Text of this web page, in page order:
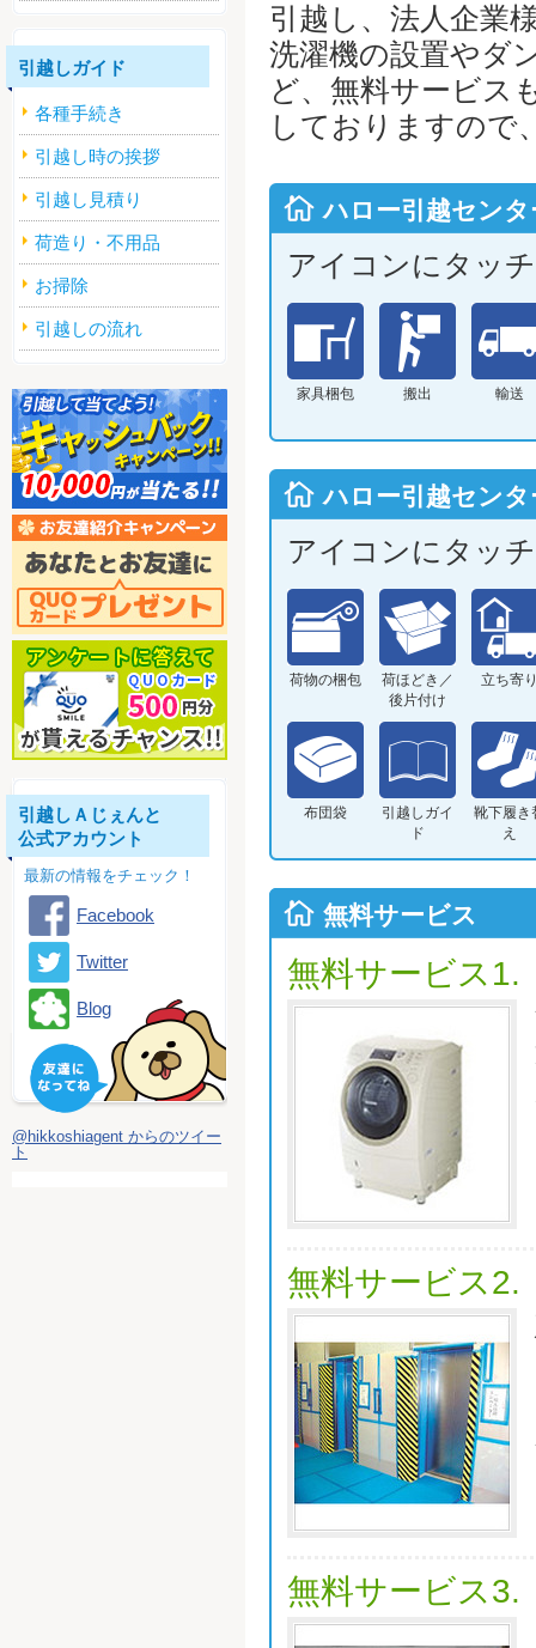
引越し、法人企業
洗濯機の設置やダ
ど、無料サービス
しておりますので
ハロー引越セン
アイコンにタッ
家具梱包 搬出 輸送
ハロー引越セン
アイコンにタッ
荷物の梱包
荷ほどき／
後片付け
立ち寄
布団袋
引越しガイ
ド
靴下履き
え
無料サービス
無料サービス1.
無料サービス2.
無料サービス3.
引越しガイド
各種手続き
引越し時の挨拶
引越し見積り
荷造り・不用品
お掃除
引越しの流れ
引越しＡじぇんと
公式アカウント
最新の情報をチェック！
Facebook
Twitter
Blog
@hikkoshiagent からのツイー
ト